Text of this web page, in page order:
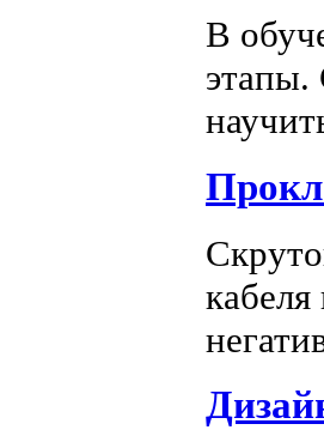
В
этапы.